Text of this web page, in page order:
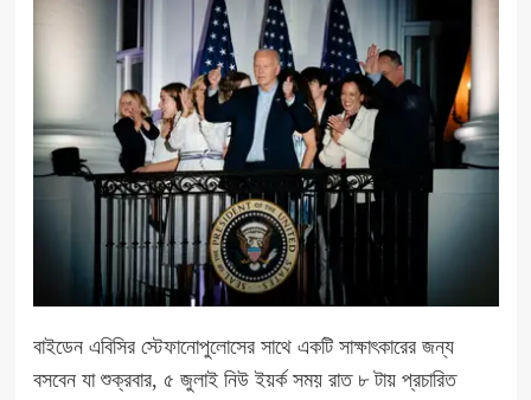
বাইডেন এবিসির স্টেফানোপুলোসের সাথে একটি সাক্ষাৎকারের জন্য
বসবেন যা শুক্রবার, ৫ জুলাই নিউ ইয়র্ক সময় রাত ৮ টায় প্রচারিত